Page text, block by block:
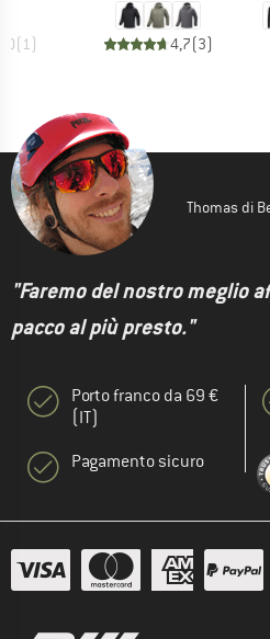
(1) 4,7(3)
Thomas di
"Faremo del nostro meglio
pacco al più presto."
Porto franco da 69 €
(IT)
Pagamento sicuro